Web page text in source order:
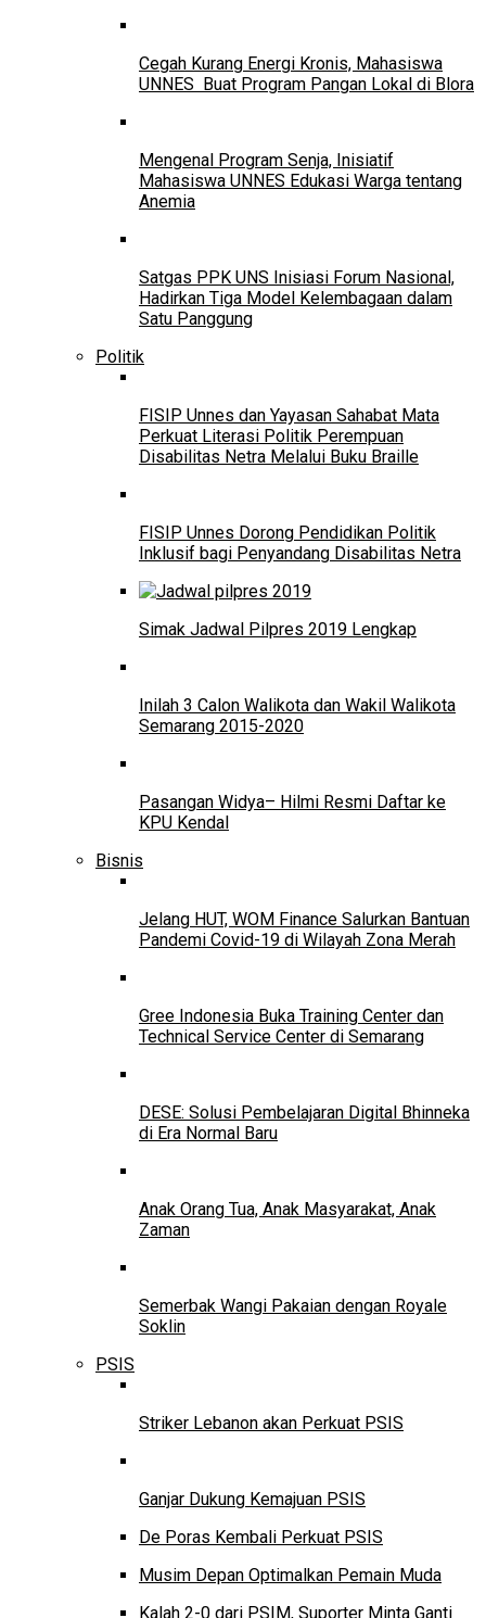
Cegah Kurang Energi Kronis, Mahasiswa
UNNES Buat Program Pangan Lokal di Blora
Mengenal Program Senja, Inisiatif
Mahasiswa UNNES Edukasi Warga tentang
Anemia
Satgas PPK UNS Inisiasi Forum Nasional,
Hadirkan Tiga Model Kelembagaan dalam
Satu Panggung
Politik
FISIP Unnes dan Yayasan Sahabat Mata
Perkuat Literasi Politik Perempuan
Disabilitas Netra Melalui Buku Braille
FISIP Unnes Dorong Pendidikan Politik
Inklusif bagi Penyandang Disabilitas Netra
Simak Jadwal Pilpres 2019 Lengkap
Inilah 3 Calon Walikota dan Wakil Walikota
Semarang 2015-2020
Pasangan Widya– Hilmi Resmi Daftar ke
KPU Kendal
Bisnis
Jelang HUT, WOM Finance Salurkan Bantuan
Pandemi Covid-19 di Wilayah Zona Merah
Gree Indonesia Buka Training Center dan
Technical Service Center di Semarang
DESE: Solusi Pembelajaran Digital Bhinneka
di Era Normal Baru
Anak Orang Tua, Anak Masyarakat, Anak
Zaman
Semerbak Wangi Pakaian dengan Royale
Soklin
PSIS
Striker Lebanon akan Perkuat PSIS
Ganjar Dukung Kemajuan PSIS
De Poras Kembali Perkuat PSIS
Musim Depan Optimalkan Pemain Muda
Kalah 2-0 dari PSIM, Suporter Minta Ganti